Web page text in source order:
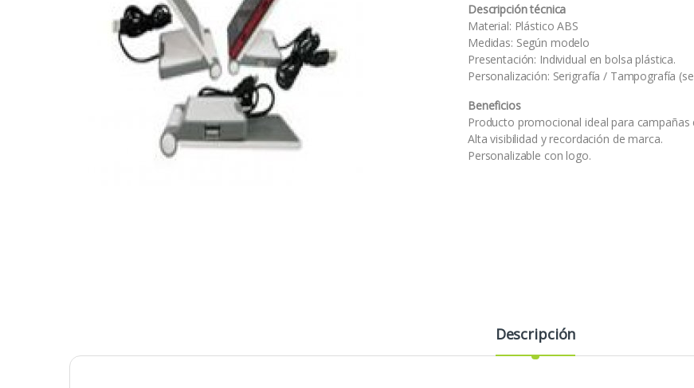
Descripción técnica
Material: Plástico ABS
Medidas: Según modelo
Presentación: Individual en bolsa plástica.
Personalización: Serigrafía / Tampografía
Beneficios
Producto promocional ideal para campañas
Alta visibilidad y recordación de marca.
Personalizable con logo.
Descripción